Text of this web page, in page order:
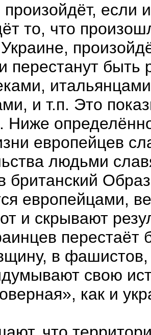
если
то, что
перестанут быть
и т.п. Это
Ниже
европейцев
людьми
британский
европейцами,
и скрывают
в
свою
как и